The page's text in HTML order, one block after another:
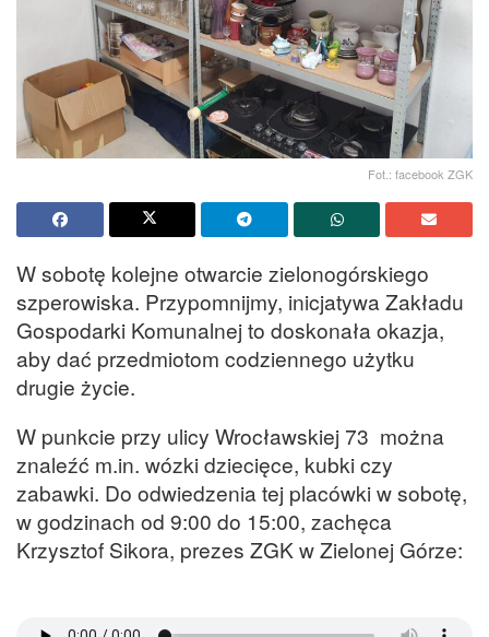
Fot.: facebook ZGK
W sobotę kolejne otwarcie zielonogórskiego
szperowiska. Przypomnijmy, inicjatywa Zakładu
Gospodarki Komunalnej to doskonała okazja,
aby dać przedmiotom codziennego użytku
drugie życie.
W punkcie przy ulicy Wrocławskiej 73 można
znaleźć m.in. wózki dziecięce, kubki czy
zabawki. Do odwiedzenia tej placówki w sobotę,
w godzinach od 9:00 do 15:00, zachęca
Krzysztof Sikora, prezes ZGK w Zielonej Górze: